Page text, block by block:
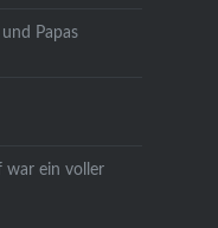
Papas
war ein voller